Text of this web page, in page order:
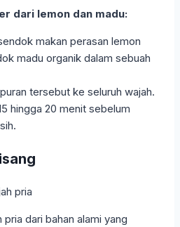
dari lemon dan madu:
makan perasan lemon
madu organik dalam sebuah
tersebut ke seluruh wajah.
hingga 20 menit sebelum
dari bahan alami yang